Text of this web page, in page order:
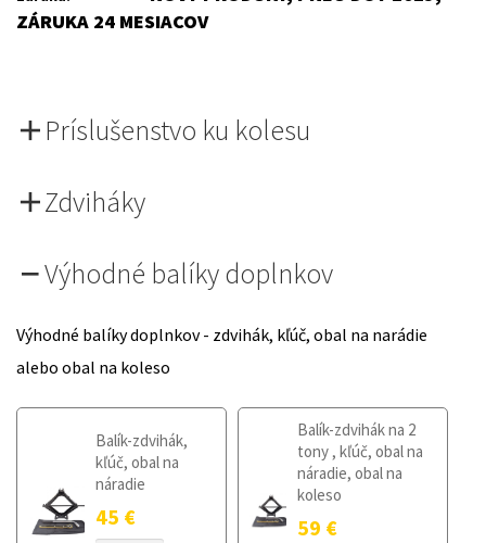
ZÁRUKA 24 MESIACOV
Príslušenstvo ku kolesu
Zdviháky
Výhodné balíky doplnkov
Výhodné balíky doplnkov - zdvihák, kľúč, obal na narádie
alebo obal na koleso
Balík-zdvihák,
kľúč, obal na
náradie
45 €
Balík-zdvihák na 2
tony , kľúč, obal na
náradie, obal na
koleso
59 €